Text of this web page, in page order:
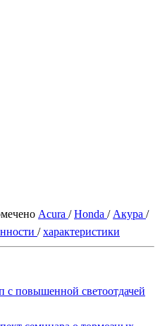
Acura /Honda / Акура /
/характеристики
с повышенной светоотдачей